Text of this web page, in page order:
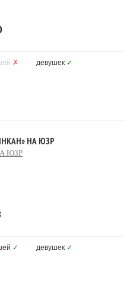
✗ девушек ✓
НА ЮЗР
ЮЗР
✓ девушек ✓